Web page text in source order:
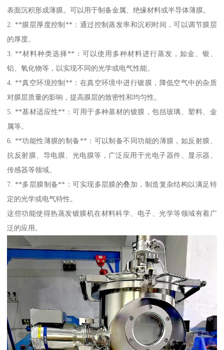
表面沉积形成薄膜。可以用于制备金属、绝缘材料或半导体薄膜。
2. **膜层厚度控制**：通过控制蒸发率和沉积时间，可以调节膜层
的厚度。
3. **材料种类选择**：可以使用多种材料进行蒸发，如金、银、
铝、氧化物等，以实现不同的光学或电气性能。
4. **真空环境控制**：在真空环境中进行镀膜，降低空气中的杂质
对膜层质量的影响，提高膜层的致密性和均匀性。
5. **基材适应性**：可用于多种基材的镀膜，包括玻璃、塑料、金
属等。
6. **功能性薄膜的制备**：可以制备不同功能的薄膜，如反射膜、
抗反射膜、导电膜、光电膜等，广泛应用于光电子器件、显示器、
传感器等领域。
7. **多层膜制备**：可实现多层膜的叠加，制造复杂结构以满足特
定的光学或电气特性。
这些功能使得热蒸发镀膜机在材料科学、电子、光学等领域有着广
泛的应用。